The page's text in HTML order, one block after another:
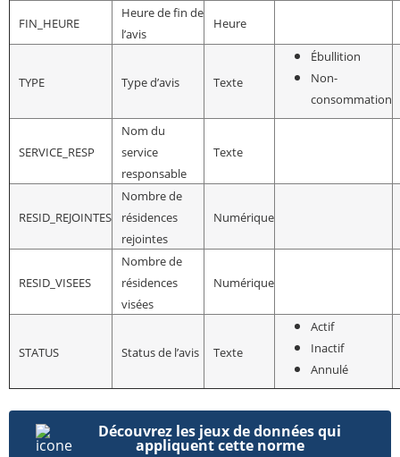
FIN_HEURE
Heure de fin de
l’avis
Heure
TYPE Type d’avis Texte
Ébullition
Non-
consommation
SERVICE_RESP
Nom du
service
responsable
Texte
RESID_REJOINTES
Nombre de
résidences
rejointes
Numérique
RESID_VISEES
Nombre de
résidences
visées
Numérique
STATUS Status de l’avis Texte
Actif
Inactif
Annulé
Découvrez les jeux de données qui
appliquent cette norme